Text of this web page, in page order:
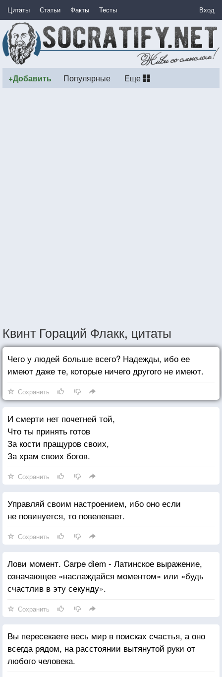
Цитаты Статьи Факты Тесты Вход
+Добавить Популярные Еще
Квинт Гораций Флакк, цитаты
Чего у людей больше всего? Надежды, ибо ее
имеют даже те, которые ничего другого не имеют.
Сохранить
И смерти нет почетней той,
Что ты принять готов
За кости пращуров своих,
За храм своих богов.
Сохранить
Управляй своим настроением, ибо оно если
не повинуется, то повелевает.
Сохранить
Лови момент. Carpe diem - Латинское выражение,
означающее «наслаждайся моментом» или «будь
счастлив в эту секунду».
Сохранить
Вы пересекаете весь мир в поисках счастья, а оно
всегда рядом, на расстоянии вытянутой руки от
любого человека.